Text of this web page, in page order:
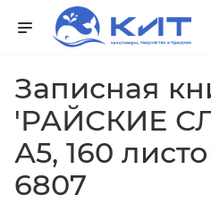
Записная
'РАЙСКИЕ
А5, 160
6807